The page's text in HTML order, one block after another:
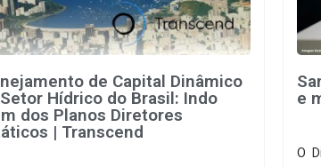
de Capital Dinâmico
Hídrico do Brasil: Indo
dos Planos Diretores
| Transcend
e
O